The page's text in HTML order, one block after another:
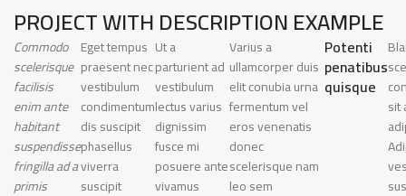
PROJECT WITH DESCRIPTION EXAMPLE
Commodo
scelerisque
facilisis
enim ante
habitant
suspendisse
fringilla ad a
primis
Eget tempus
praesent nec
vestibulum
condimentum
dis suscipit
phasellus
viverra
suscipit
Ut a
parturient ad
vestibulum
lectus varius
dignissim
fusce mi
posuere ante
vivamus
Varius a
ullamcorper duis
elit conubia urna
fermentum vel
eros venenatis
donec
scelerisque nam
leo sem
Potenti
penatibus
quisque
sit